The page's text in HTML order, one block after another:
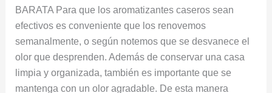
BARATA Para que los aromatizantes caseros sean
efectivos es conveniente que los renovemos
semanalmente, o según notemos que se desvanece el
olor que desprenden. Además de conservar una casa
limpia y organizada, también es importante que se
mantenga con un olor agradable. De esta manera